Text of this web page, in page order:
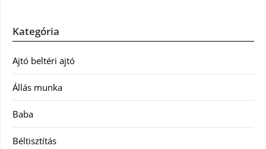
Kategória
Ajtó beltéri ajtó
Állás munka
Baba
Béltisztítás